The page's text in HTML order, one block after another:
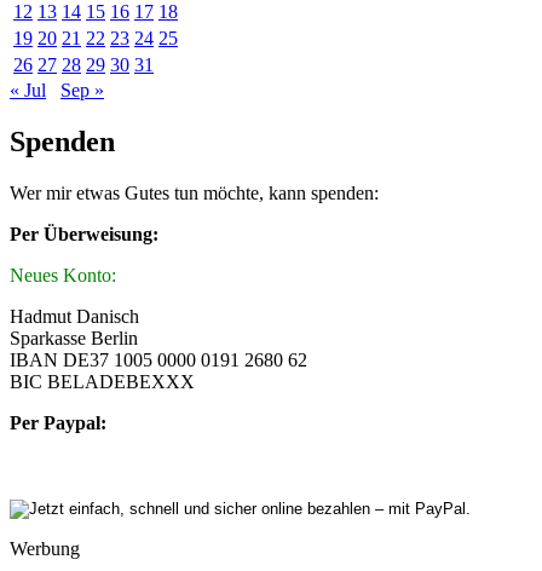
12 13 14 15 16 17 18
19 20 21 22 23 24 25
26 27 28 29 30 31
« Jul
Sep »
Spenden
Wer mir etwas Gutes tun möchte, kann spenden:
Per Überweisung:
Neues Konto:
Hadmut Danisch
Sparkasse Berlin
IBAN DE37 1005 0000 0191 2680 62
BIC BELADEBEXXX
Per Paypal:
Werbung